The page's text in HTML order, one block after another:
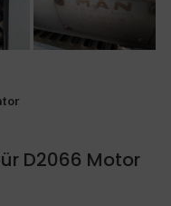
D2066 Motor